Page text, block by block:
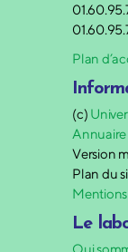
Plan
(c)
Annuaire
Version
Plan du
Le
Qui